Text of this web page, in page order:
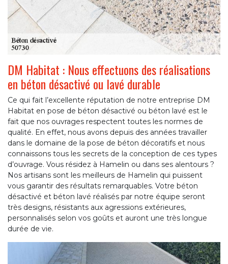
DM Habitat : Nous effectuons des réalisations
en béton désactivé ou lavé durable
Ce qui fait l’excellente réputation de notre entreprise DM
Habitat en pose de béton désactivé ou béton lavé est le
fait que nos ouvrages respectent toutes les normes de
qualité. En effet, nous avons depuis des années travailler
dans le domaine de la pose de béton décoratifs et nous
connaissons tous les secrets de la conception de ces types
d’ouvrage. Vous résidez à Hamelin ou dans ses alentours ?
Nos artisans sont les meilleurs de Hamelin qui puissent
vous garantir des résultats remarquables. Votre béton
désactivé et béton lavé réalisés par notre équipe seront
très designs, résistants aux agressions extérieures,
personnalisés selon vos goûts et auront une très longue
durée de vie.